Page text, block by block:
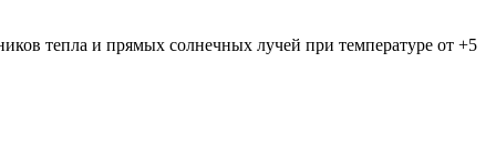
тепла и прямых солнечных лучей при температуре от +5